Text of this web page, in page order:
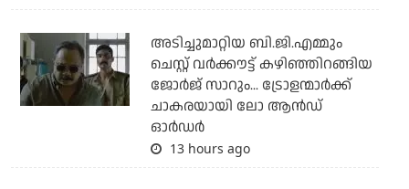
അടിച്ചുമാറ്റിയ ബി.ജി.എമ്മും
ചെസ്റ്റ് വര്‍ക്കൗട്ട് കഴിഞ്ഞിറങ്ങിയ
ജോര്‍ജ് സാറും... ട്രോളന്മാര്‍ക്ക്
ചാകരയായി ലോ ആന്‍ഡ്
ഓര്‍ഡര്‍
13 hours ago